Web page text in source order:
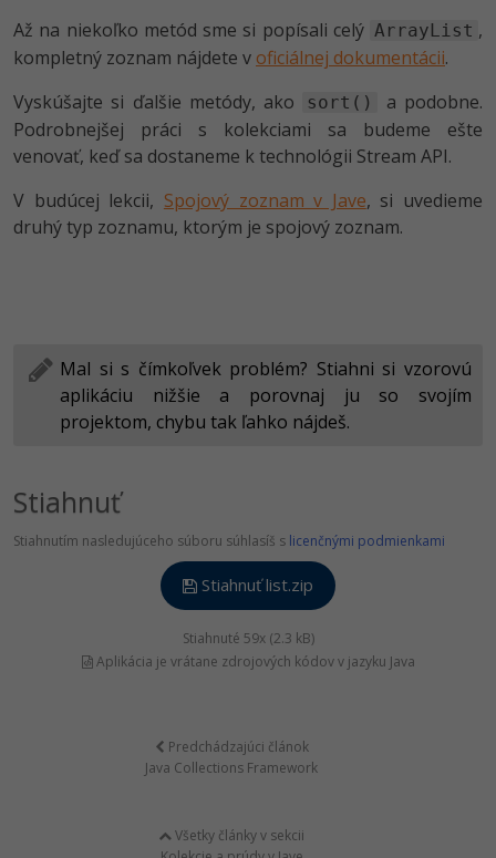
Až na niekoľko metód sme si popísali celý ArrayList ,
kompletný zoznam nájdete v oficiálnej dokumentácii.
Vyskúšajte si ďalšie metódy, ako
sort()
a podobne.
Podrobnejšej práci s kolekciami sa budeme ešte
venovať, keď sa dostaneme k technológii Stream API.
V budúcej lekcii, Spojový zoznam v Jave, si uvedieme
druhý typ zoznamu, ktorým je spojový zoznam.
Mal si s čímkoľvek problém? Stiahni si vzorovú
aplikáciu nižšie a porovnaj ju so svojím
projektom, chybu tak ľahko nájdeš.
Stiahnuť
Stiahnutím nasledujúceho súboru súhlasíš s licenčnými podmienkami
Stiahnuť list.zip
Stiahnuté 59x (2.3 kB)
Aplikácia je vrátane zdrojových kódov v jazyku Java
Predchádzajúci článok
Java Collections Framework
Všetky články v sekcii